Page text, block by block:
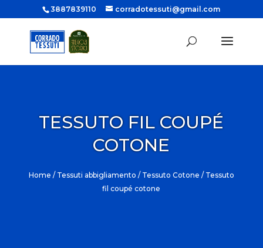
3887839110 corradotessuti@gmail.com
TESSUTO FIL COUPÉ
COTONE
Home / Tessuti abbigliamento / Tessuto Cotone / Tessuto
fil coupé cotone